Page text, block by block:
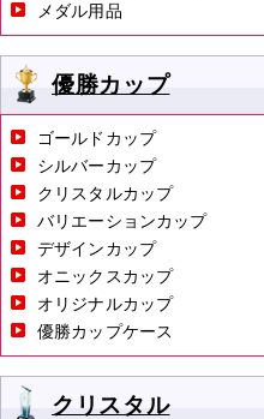
メダル用品
優勝カップ
ゴールドカップ
シルバーカップ
クリスタルカップ
バリエーションカップ
デザインカップ
オニックスカップ
オリジナルカップ
優勝カップケース
クリスタル